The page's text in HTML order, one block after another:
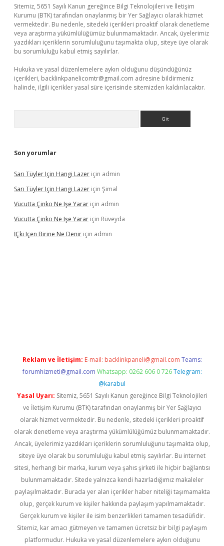
Sitemiz, 5651 Sayılı Kanun gereğince Bilgi Teknolojileri ve İletişim
Kurumu (BTK) tarafından onaylanmış bir Yer Sağlayıcı olarak hizmet
vermektedir. Bu nedenle, sitedeki içerikleri proaktif olarak denetleme
veya araştırma yükümlülüğümüz bulunmamaktadır. Ancak, üyelerimiz
yazdıkları içeriklerin sorumluluğunu taşımakta olup, siteye üye olarak
bu sorumluluğu kabul etmiş sayılırlar.
Hukuka ve yasal düzenlemelere aykırı olduğunu düşündüğünüz
içerikleri, backlinkpanelicomtr@gmail.com adresine bildirmeniz
halinde, ilgili içerikler yasal süre içerisinde sitemizden kaldırılacaktır.
Son yorumlar
Sarı Tüyler Için Hangi Lazer için admin
Sarı Tüyler Için Hangi Lazer için Şimal
Vücutta Çinko Ne Işe Yarar için admin
Vücutta Çinko Ne Işe Yarar için Rüveyda
İÇki Içen Birine Ne Denir için admin
Reklam ve İletişim: E-mail: backlinkpaneli@gmail.com Teams:
forumhizmeti@gmail.com Whatsapp: 0262 606 0 726 Telegram:
@karabul
Yasal Uyarı: Sitemiz, 5651 Sayılı Kanun gereğince Bilgi Teknolojileri
ve İletişim Kurumu (BTK) tarafından onaylanmış bir Yer Sağlayıcı
olarak hizmet vermektedir. Bu nedenle, sitedeki içerikleri proaktif
olarak denetleme veya araştırma yükümlülüğümüz bulunmamaktadır.
Ancak, üyelerimiz yazdıkları içeriklerin sorumluluğunu taşımakta olup,
siteye üye olarak bu sorumluluğu kabul etmiş sayılırlar. Bu internet
sitesi, herhangi bir marka, kurum veya şahıs şirketi ile hiçbir bağlantısı
bulunmamaktadır. Sitede yalnızca kendi hazırladığımız makaleler
paylaşılmaktadır. Burada yer alan içerikler haber niteliği taşımamakta
olup, gerçek kurum ve kişiler hakkında paylaşım yapılmamaktadır.
Gerçek kurum ve kişiler ile isim benzerlikleri tamamen tesadüfidir.
Sitemiz, kar amacı gütmeyen ve tamamen ücretsiz bir bilgi paylaşım
platformudur. Hukuka ve yasal düzenlemelere aykırı olduğunu